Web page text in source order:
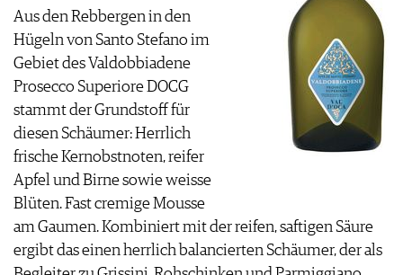
TRINKREIFETABELLE
ABO
WEINSUCHE
NEWSLETTER
WINE TRADE CLUB
REDAKTION
JOBS
WERBUNG
PRESSE
IMPRESSUM
AGB & DATENSCHUTZ
FAQ
Aus den Rebbergen in den
Hügeln von Santo Stefano im
Gebiet des Valdobbiadene
Prosecco Superiore DOCG
stammt der Grundstoff für
diesen Schäumer: Herrlich
frische Kernobstnoten, reifer
Apfel und Birne sowie weisse
Blüten. Fast cremige Mousse
am Gaumen. Kombiniert mit der reifen, saftigen Säure
ergibt das einen herrlich balancierten Schäumer, der als